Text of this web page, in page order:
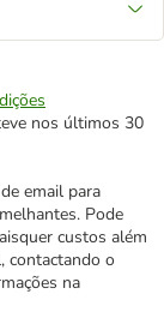
nos últimos 30
email para
Pode
custos além
contactando o
na